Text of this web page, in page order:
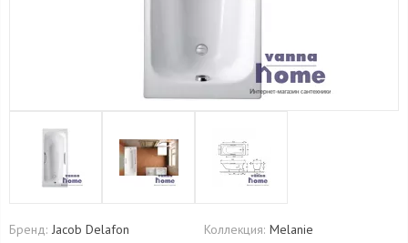
Бренд: Jacob Delafon Коллекция: Melanie